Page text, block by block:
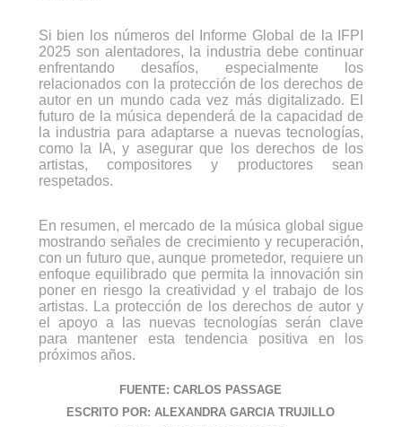
Si bien los números del Informe Global de la IFPI
2025 son alentadores, la industria debe continuar
enfrentando desafíos, especialmente los
relacionados con la protección de los derechos de
autor en un mundo cada vez más digitalizado. El
futuro de la música dependerá de la capacidad de
la industria para adaptarse a nuevas tecnologías,
como la IA, y asegurar que los derechos de los
artistas, compositores y productores sean
respetados.
En resumen, el mercado de la música global sigue
mostrando señales de crecimiento y recuperación,
con un futuro que, aunque prometedor, requiere un
enfoque equilibrado que permita la innovación sin
poner en riesgo la creatividad y el trabajo de los
artistas. La protección de los derechos de autor y
el apoyo a las nuevas tecnologías serán clave
para mantener esta tendencia positiva en los
próximos años.
FUENTE: CARLOS PASSAGE
ESCRITO POR: ALEXANDRA GARCIA TRUJILLO